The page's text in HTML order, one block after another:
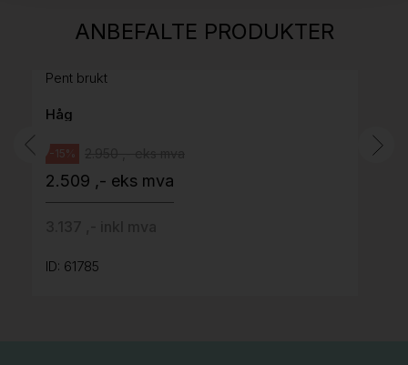
ANBEFALTE PRODUKTER
H05 5600 Swingback-armlene Mørk
Pent brukt
Håg
-15%
2.509 ,- eks mva
ID: 61785